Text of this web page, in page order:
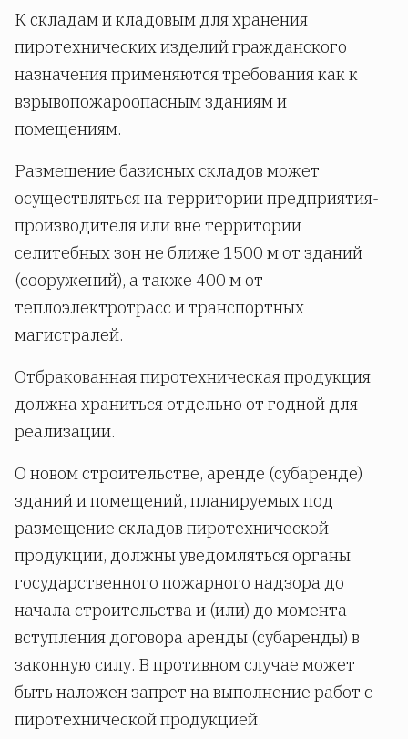
К складам и кладовым для хранения
пиротехнических изделий гражданского
назначения применяются требования как к
взрывопожароопасным зданиям и
помещениям.
Размещение базисных складов может
осуществляться на территории предприятия-
производителя или вне территории
селитебных зон не ближе 1500 м от зданий
(сооружений), а также 400 м от
теплоэлектротрасс и транспортных
магистралей.
Отбракованная пиротехническая продукция
должна храниться отдельно от годной для
реализации.
О новом строительстве, аренде (субаренде)
зданий и помещений, планируемых под
размещение складов пиротехнической
продукции, должны уведомляться органы
государственного пожарного надзора до
начала строительства и (или) до момента
вступления договора аренды (субаренды) в
законную силу. В противном случае может
быть наложен запрет на выполнение работ с
пиротехнической продукцией.